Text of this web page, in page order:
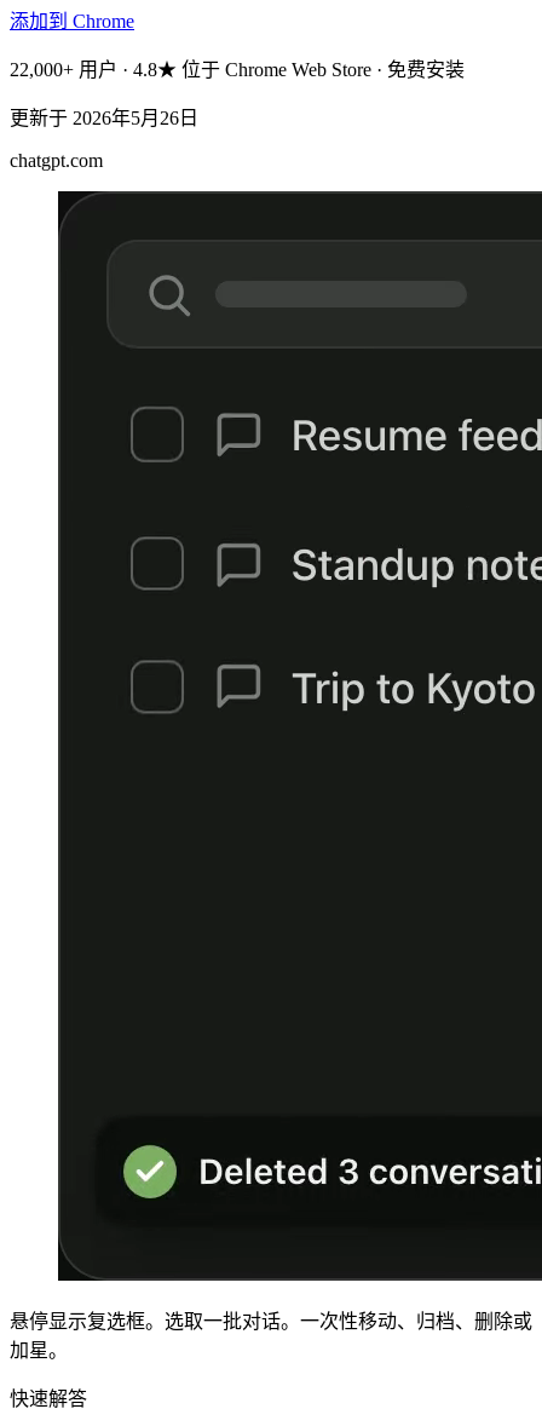
添加到 Chrome
22,000+ 用户 · 4.8★ 位于 Chrome Web Store · 免费安装
更新于 2026年5月26日
chatgpt.com
悬停显示复选框。选取一批对话。一次性移动、归档、删除或
加星。
快速解答